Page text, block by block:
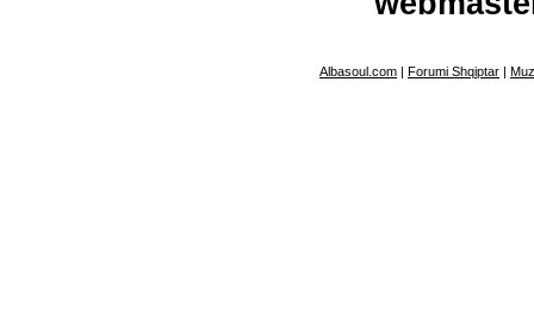
Albasoul.com | Forumi Shqiptar |